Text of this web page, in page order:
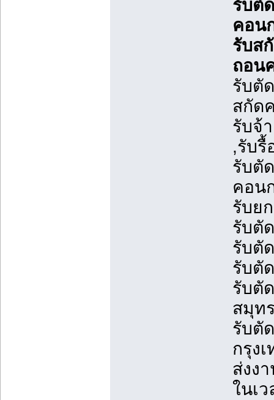
รับตั
คอน
รับส
ถอน
รับตั
สกัด
รับจ้
,รับ
รับตั
คอน
รับย
รับตั
รับตั
รับตั
รับตั
สมุท
รับตั
กรุง
ส่งง
ในเ